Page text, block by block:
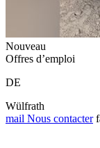
Nouveau
Offres d’emploi
DE
Wülfrath
mail Nous contacter